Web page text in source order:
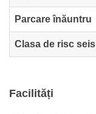
Parcare înăuntru
Clasa de risc
Facilități